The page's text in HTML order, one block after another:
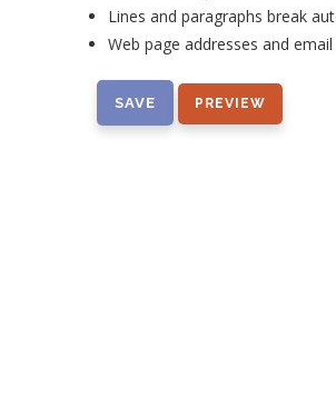
Lines and paragraphs break
Web page addresses and